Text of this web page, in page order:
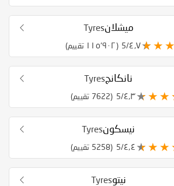
ميشلانTyres
٤٫٧/5 (١١٥٬٩٠٢ تقييم)
نانكانجTyres
٤٫٣/5 (7622 تقييم)
نيسكونTyres
٤٫٤/5 (5258 تقييم)
نيتوTyres